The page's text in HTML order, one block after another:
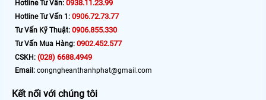
Hotline Tư Vấn: 0938.11.23.99
Hotline Tư Vấn 1: 0906.72.73.77
Tư Vấn Kỹ Thuật: 0906.855.330
Tư Vấn Mua Hàng: 0902.452.577
CSKH: (028) 6688.4949
Email: congngheanthanhphat@gmail.com
Kết nối với chúng tôi